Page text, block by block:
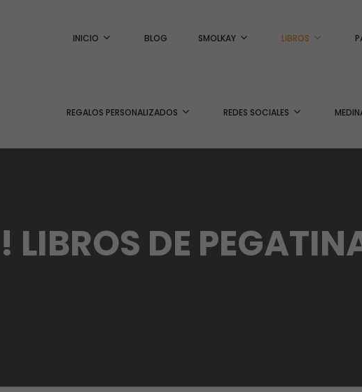
INICIO BLOG SMOLKAY LIBROS
REGALOS PERSONALIZADOS REDES SOCIALES
! LIBROS DE